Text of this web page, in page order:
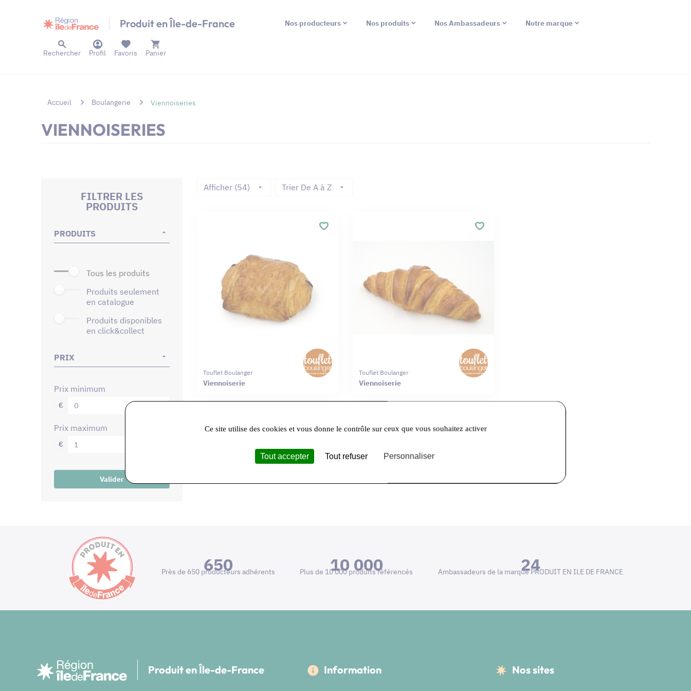
Produit en Île-de-France Nos producteurs Nos produits Nos Ambassadeurs Notre marque
Rechercher Profil Panier
Favoris
Accueil Boulangerie Viennoiseries
VIENNOISERIES
FILTRER LES
PRODUITS
PRODUITS
tous les produits
produits seulement
en catalogue
produits disponibles
en click&collect
PRIX
prix minimum
€
prix maximum
€
Valider
Afficher (54) Trier De A à Z
Touflet Boulanger
Viennoiserie
Touflet Boulanger
Viennoiserie
650
Près de 650 producteurs adhérents 10 000
Plus de 10 000 produits référencés 24
Ambassadeurs de la marque PRODUIT EN ILE DE FRANCE
Produit en Île-de-France Information Nos sites
Ce site utilise des cookies et vous donne le contrôle sur ceux que vous souhaitez activer
Tout accepter Tout refuser Personnaliser